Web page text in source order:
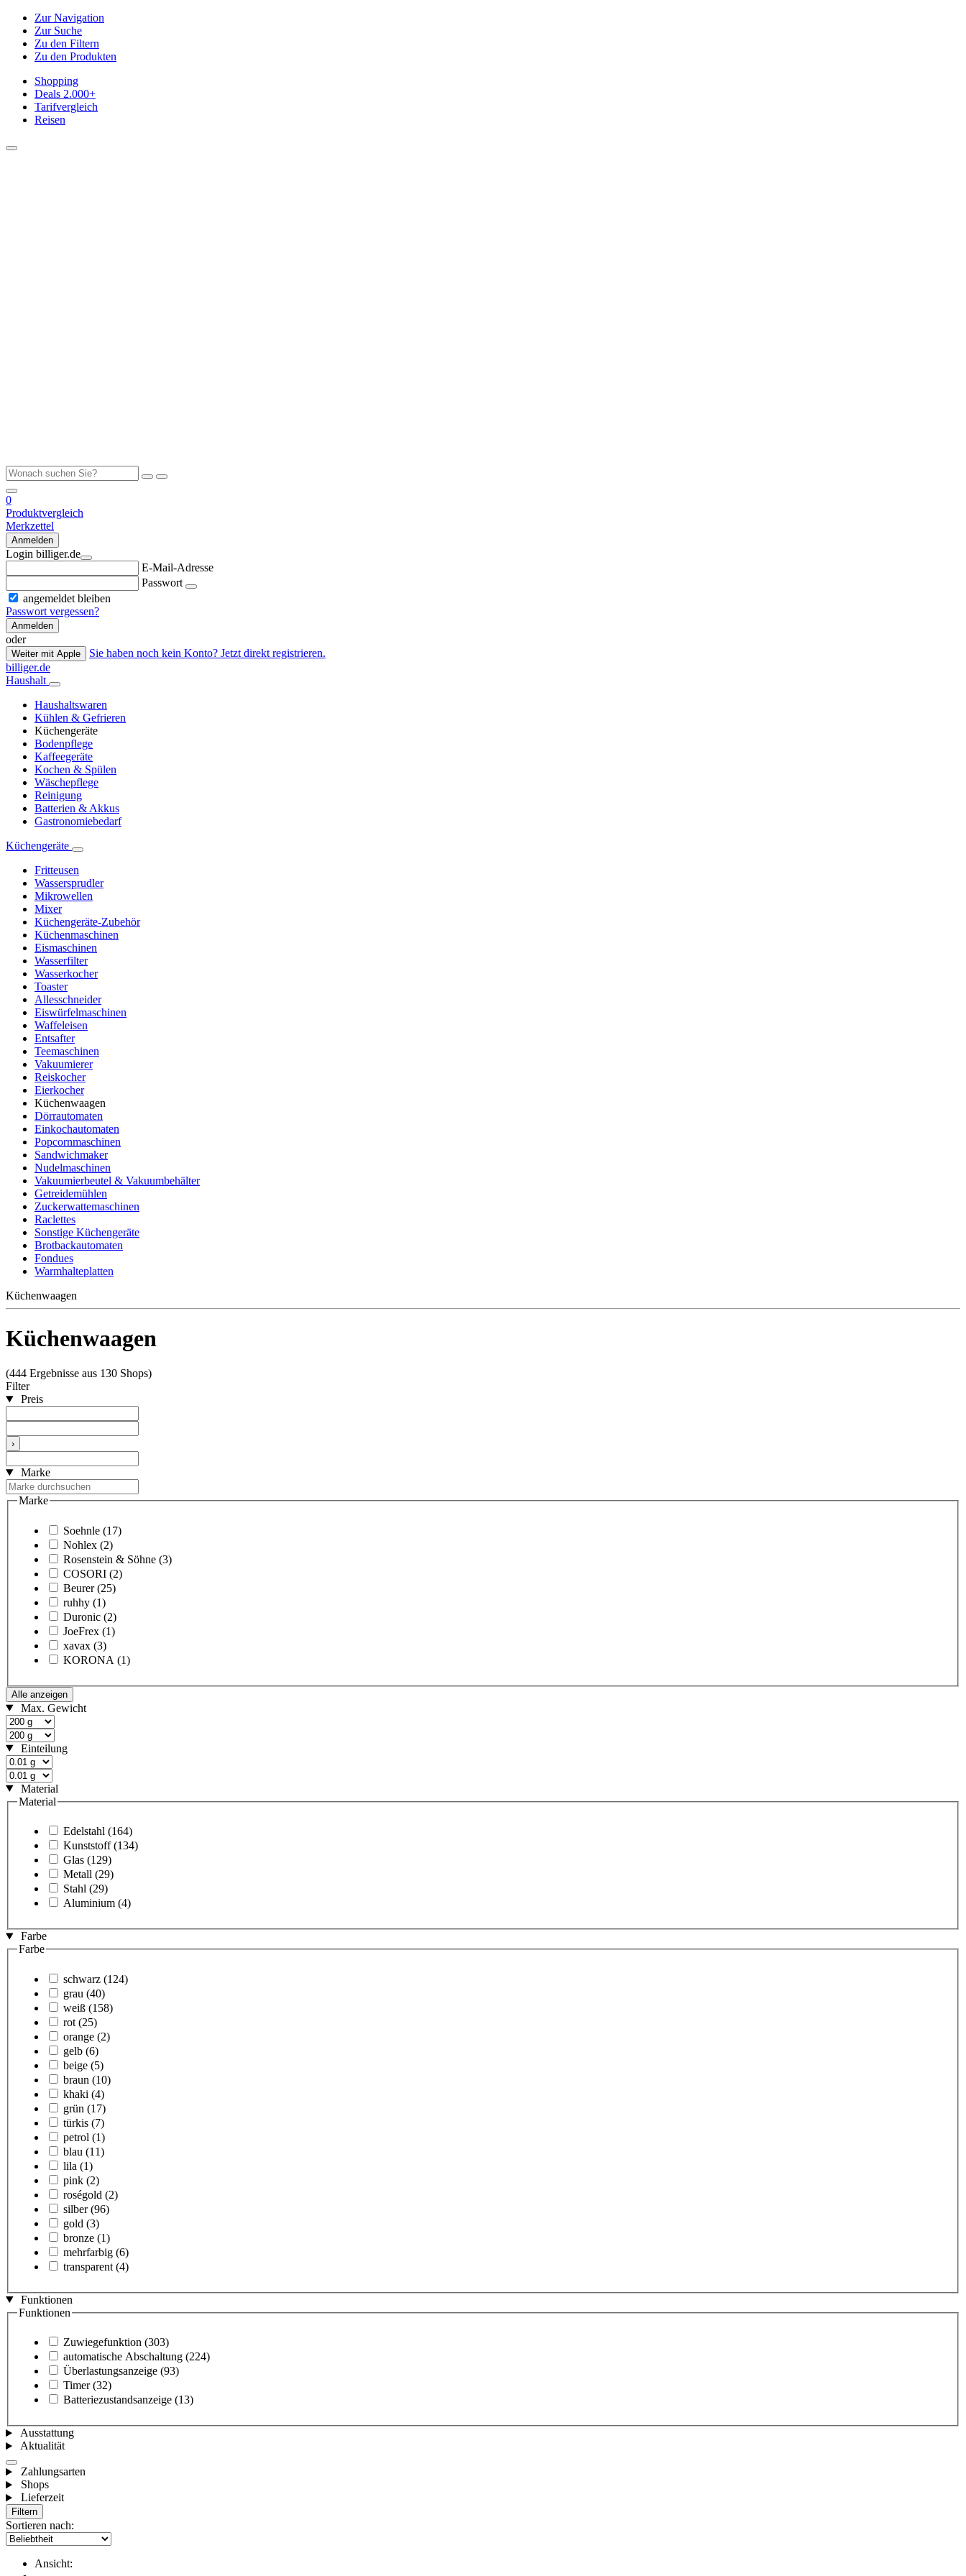
Zur Navigation
Zur Suche
Zu den Filtern
Zu den Produkten
Shopping
Deals 2.000+
Tarifvergleich
Reisen
0
Produktvergleich
Merkzettel
Anmelden
Login billiger.de
E-Mail-Adresse
Passwort
angemeldet bleiben
Passwort vergessen?
Anmelden
oder
Weiter mit Apple
Sie haben noch kein Konto? Jetzt direkt registrieren.
billiger.de
Haushalt
Haushaltswaren
Kühlen & Gefrieren
Küchengeräte
Bodenpflege
Kaffeegeräte
Kochen & Spülen
Wäschepflege
Reinigung
Batterien & Akkus
Gastronomiebedarf
Küchengeräte
Fritteusen
Wassersprudler
Mikrowellen
Mixer
Küchengeräte-Zubehör
Küchenmaschinen
Eismaschinen
Wasserfilter
Wasserkocher
Toaster
Allesschneider
Eiswürfelmaschinen
Waffeleisen
Entsafter
Teemaschinen
Vakuumierer
Reiskocher
Eierkocher
Küchenwaagen
Dörrautomaten
Einkochautomaten
Popcornmaschinen
Sandwichmaker
Nudelmaschinen
Vakuumierbeutel & Vakuumbehälter
Getreidemühlen
Zuckerwattemaschinen
Raclettes
Sonstige Küchengeräte
Brotbackautomaten
Fondues
Warmhalteplatten
Küchenwaagen
Küchenwaagen
(444 Ergebnisse aus 130 Shops)
Filter
Preis
›
Marke
Marke
Soehnle (17)
Nohlex (2)
Rosenstein & Söhne (3)
COSORI (2)
Beurer (25)
ruhhy (1)
Duronic (2)
JoeFrex (1)
xavax (3)
KORONA (1)
Alle anzeigen
Max. Gewicht
Einteilung
Material
Material
Edelstahl (164)
Kunststoff (134)
Glas (129)
Metall (29)
Stahl (29)
Aluminium (4)
Farbe
Farbe
schwarz (124)
grau (40)
weiß (158)
rot (25)
orange (2)
gelb (6)
beige (5)
braun (10)
khaki (4)
grün (17)
türkis (7)
petrol (1)
blau (11)
lila (1)
pink (2)
roségold (2)
silber (96)
gold (3)
bronze (1)
mehrfarbig (6)
transparent (4)
Funktionen
Funktionen
Zuwiegefunktion (303)
automatische Abschaltung (224)
Überlastungsanzeige (93)
Timer (32)
Batteriezustandsanzeige (13)
Ausstattung
Aktualität
Zahlungsarten
Shops
Lieferzeit
Filtern
Sortieren nach:
Ansicht: